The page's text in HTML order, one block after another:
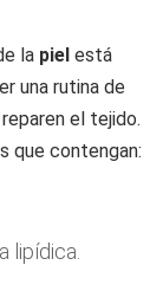
la piel está
una rutina de
el tejido.
que contengan:
lipídica.